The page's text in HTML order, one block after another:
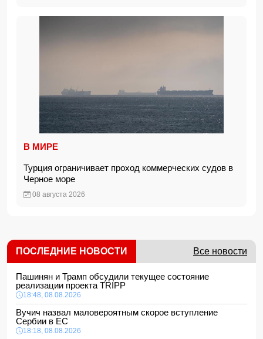
В МИРЕ
Турция ограничивает проход коммерческих судов в
Черное море
08 августа 2026
ПОСЛЕДНИЕ НОВОСТИ Все новости
Пашинян и Трамп обсудили текущее состояние
реализации проекта TRIPP
18:48, 08.08.2026
Вучич назвал маловероятным скорое вступление
Сербии в ЕС
18:18, 08.08.2026